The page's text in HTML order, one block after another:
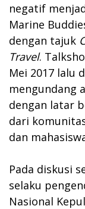
negatif
Marine
dengan tajuk
Travel.
Mei 2017 lalu
mengundang
dengan latar
dari
dan
Pada diskusi
selaku
Nasional